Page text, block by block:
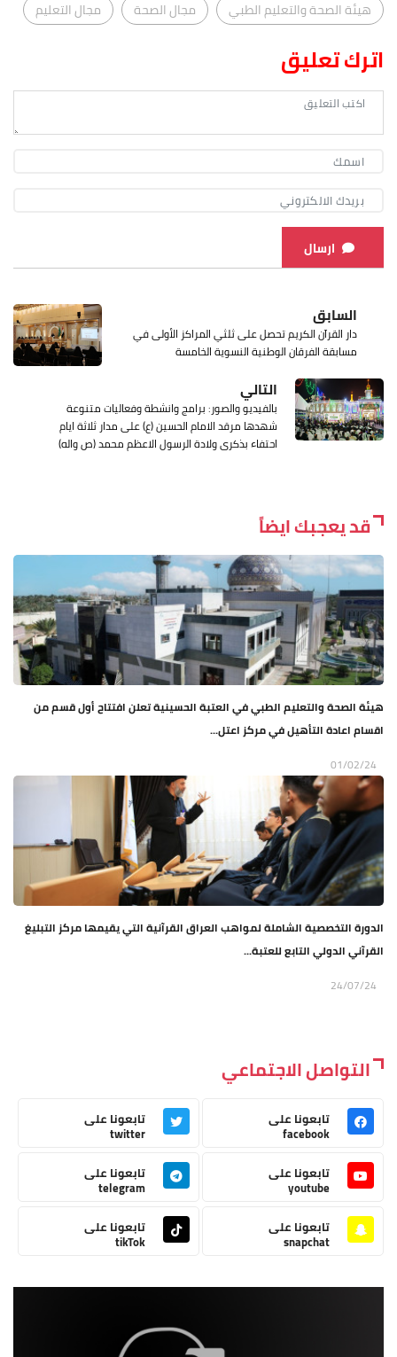
هيئة الصحة والتعليم الطبي مجال الصحة مجال التعليم
اترك تعليق
ارسال
السابق
دار القرآن الكريم تحصل على ثلثي المراكز الأولى في
مسابقة الفرقان الوطنية النسوية الخامسة
التالي
بالفيديو والصور: برامج وانشطة وفعاليات متنوعة
شهدها مرقد الامام الحسين (ع) على مدار ثلاثة ايام
احتفاء بذكرى ولادة الرسول الاعظم محمد (ص واله)
قد يعجبك ايضاً
هيئة الصحة والتعليم الطبي في العتبة الحسينية تعلن افتتاح أول قسم من
اقسام اعادة التأهيل في مركز اعتل...
01/02/24
الدورة التخصصية الشاملة لمواهب العراق القرآنية التي يقيمها مركز التبليغ
القرآني الدولي التابع للعتبة...
24/07/24
التواصل الاجتماعي
تابعونا على
facebook
تابعونا على
twitter
تابعونا على
youtube
تابعونا على
telegram
تابعونا على
snapchat
تابعونا على
tikTok